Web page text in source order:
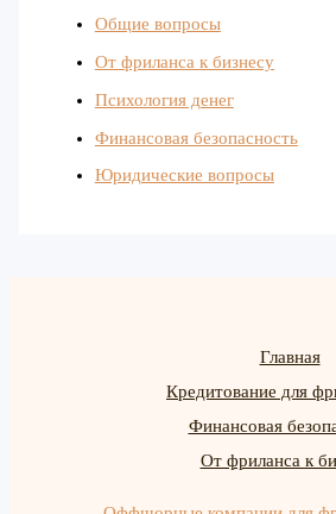
Общие вопросы
От фриланса к бизнесу
Психология денег
Финансовая безопасность
Юридические вопросы
Главная
Кредитование для
Финансовая
От фриланса к